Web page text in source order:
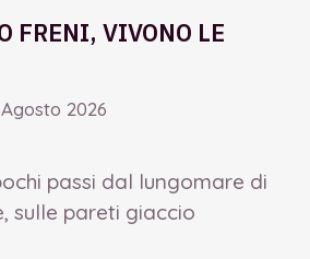
FRENI, VIVONO LE
2026
passi dal lungomare di
sulle pareti giaccio